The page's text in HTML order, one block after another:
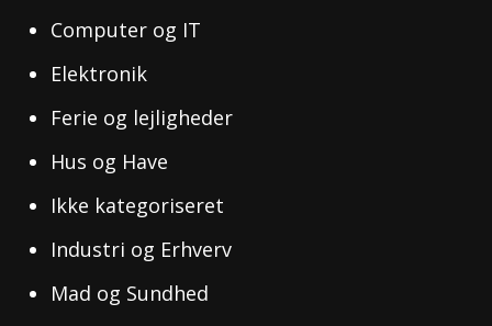
Computer og IT
Elektronik
Ferie og lejligheder
Hus og Have
Ikke kategoriseret
Industri og Erhverv
Mad og Sundhed